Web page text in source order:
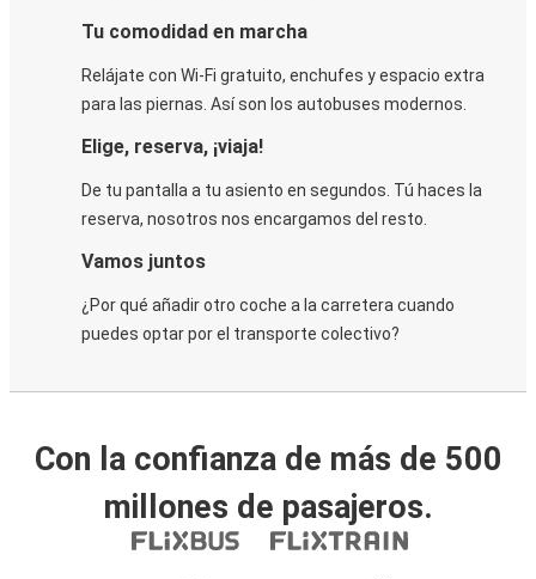
Tu comodidad en marcha
Relájate con Wi-Fi gratuito, enchufes y espacio extra
para las piernas. Así son los autobuses modernos.
Elige, reserva, ¡viaja!
De tu pantalla a tu asiento en segundos. Tú haces la
reserva, nosotros nos encargamos del resto.
Vamos juntos
¿Por qué añadir otro coche a la carretera cuando
puedes optar por el transporte colectivo?
Con la confianza de más de 500
millones de pasajeros.